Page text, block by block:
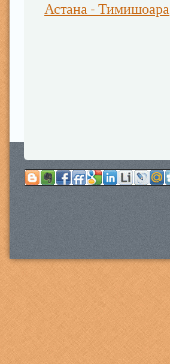
Астана - Тимишоара